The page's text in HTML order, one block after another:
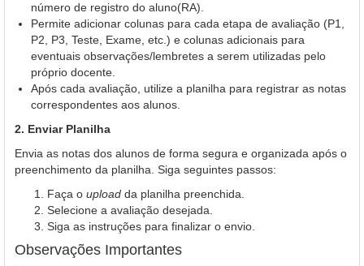
número de registro do aluno(RA).
Permite adicionar colunas para cada etapa de avaliação (P1,
P2, P3, Teste, Exame, etc.) e colunas adicionais para
eventuais observações/lembretes a serem utilizadas pelo
próprio docente.
Após cada avaliação, utilize a planilha para registrar as notas
correspondentes aos alunos.
2. Enviar Planilha
Envia as notas dos alunos de forma segura e organizada após o
preenchimento da planilha. Siga seguintes passos:
Faça o upload da planilha preenchida.
Selecione a avaliação desejada.
Siga as instruções para finalizar o envio.
Observações Importantes